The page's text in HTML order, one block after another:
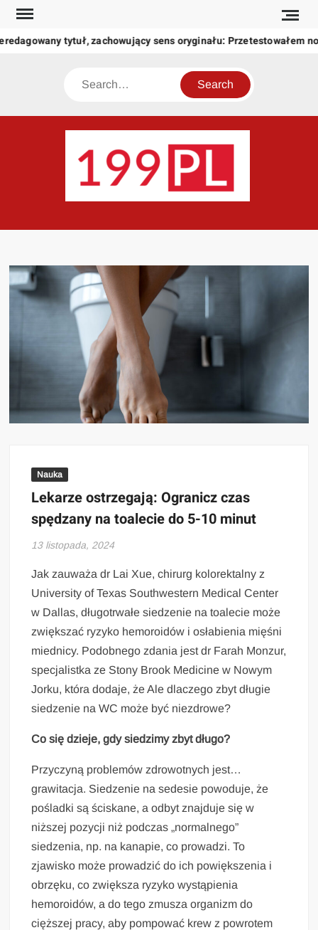
Skip
content
tytuł, zachowujący sens oryginału: Przetestowałem
Search
świat
Nauka
Lekarze ostrzegają: Ogranicz czas
spędzany na toalecie do 5-10 minut
13 listopada, 2024
Jak zauważa dr Lai Xue, chirurg kolorektalny z
University of Texas Southwestern Medical Center
w Dallas, długotrwałe siedzenie na toalecie może
zwiększać ryzyko hemoroidów i osłabienia mięśni
miednicy. Podobnego zdania jest dr Farah Monzur,
specjalistka ze Stony Brook Medicine w Nowym
Jorku, która dodaje, że Ale dlaczego zbyt długie
siedzenie na WC może być niezdrowe?
Co się dzieje, gdy siedzimy zbyt długo?
Przyczyną problemów zdrowotnych jest…
grawitacja. Siedzenie na sedesie powoduje, że
pośladki są ściskane, a odbyt znajduje się w
niższej pozycji niż podczas „normalnego”
siedzenia, np. na kanapie, co prowadzi. To
zjawisko może prowadzić do ich powiększenia i
obrzęku, co zwiększa ryzyko wystąpienia
hemoroidów, a do tego zmusza organizm do
cięższej pracy, aby pompować krew z powrotem